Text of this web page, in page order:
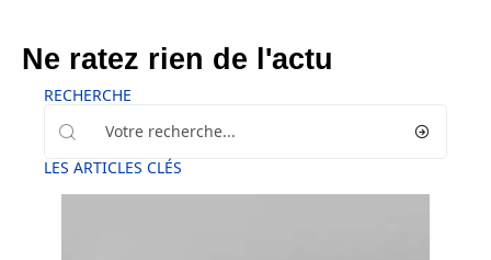
Ne ratez rien de l'actu
RECHERCHE
LES ARTICLES CLÉS